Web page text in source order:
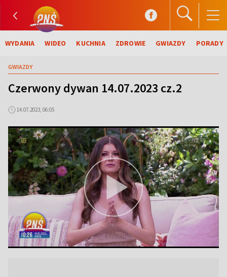
WYDANIA WIDEO KUCHNIA ZDROWIE GWIAZDY PORADY
GWIAZDY
Czerwony dywan 14.07.2023 cz.2
14.07.2023, 06:05